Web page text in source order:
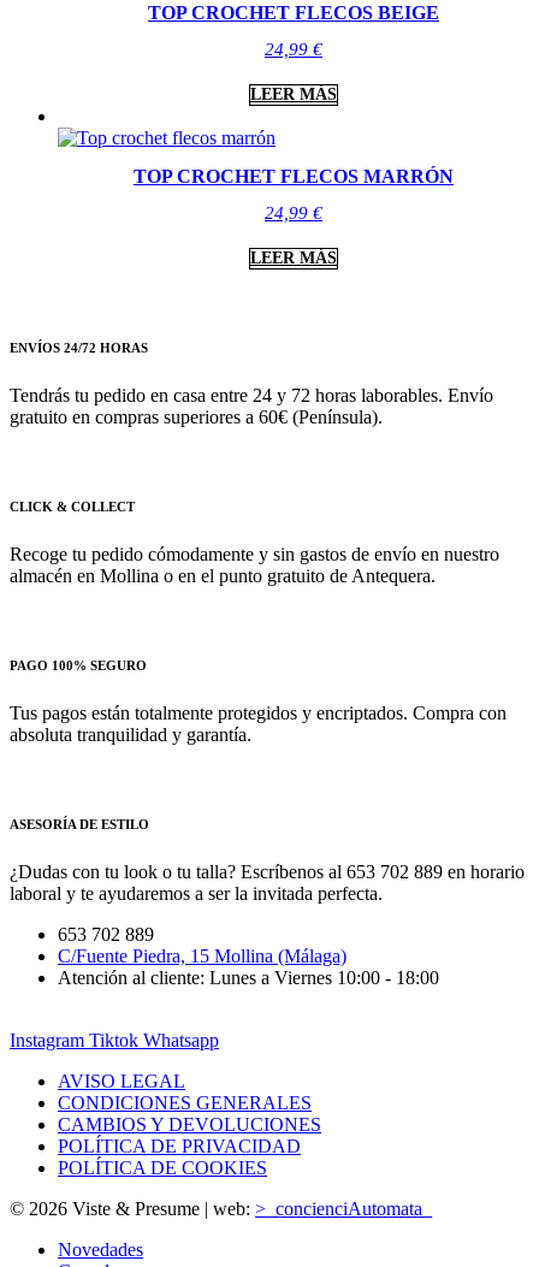
TOP CROCHET FLECOS BEIGE
24,99 €
LEER MÁS
TOP CROCHET FLECOS MARRÓN
24,99 €
LEER MÁS
ENVÍOS 24/72 HORAS
Tendrás tu pedido en casa entre 24 y 72 horas laborables. Envío
gratuito en compras superiores a 60€ (Península).
CLICK & COLLECT
Recoge tu pedido cómodamente y sin gastos de envío en nuestro
almacén en Mollina o en el punto gratuito de Antequera.
PAGO 100% SEGURO
Tus pagos están totalmente protegidos y encriptados. Compra con
absoluta tranquilidad y garantía.
ASESORÍA DE ESTILO
¿Dudas con tu look o tu talla? Escríbenos al 653 702 889 en horario
laboral y te ayudaremos a ser la invitada perfecta.
653 702 889
C/Fuente Piedra, 15 Mollina (Málaga)
Atención al cliente: Lunes a Viernes 10:00 - 18:00
Instagram Tiktok Whatsapp
AVISO LEGAL
CONDICIONES GENERALES
CAMBIOS Y DEVOLUCIONES
POLÍTICA DE PRIVACIDAD
POLÍTICA DE COOKIES
© 2026 Viste & Presume | web: >_concienciAutomata_
Novedades